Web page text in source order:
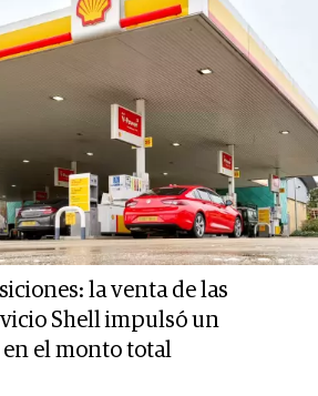
la venta de las
Shell impulsó un
en el monto total